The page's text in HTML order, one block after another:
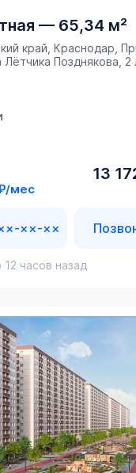
— 65,34 м²
край, Краснодар,
Лётчика Позднякова, 2
мес
13
××-××
12 часов назад